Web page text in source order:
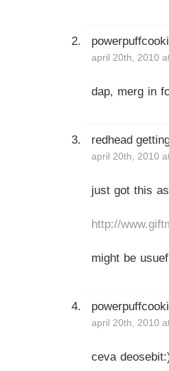
april 20th, 2010
dap, merg in
redhead
april 20th, 2010
just got this
http://
might be
april 20th, 2010
ceva